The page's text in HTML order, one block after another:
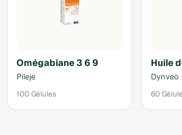
Omégabiane 3 6 9
Pileje
100 Gélules
Huile
Dynveo
60